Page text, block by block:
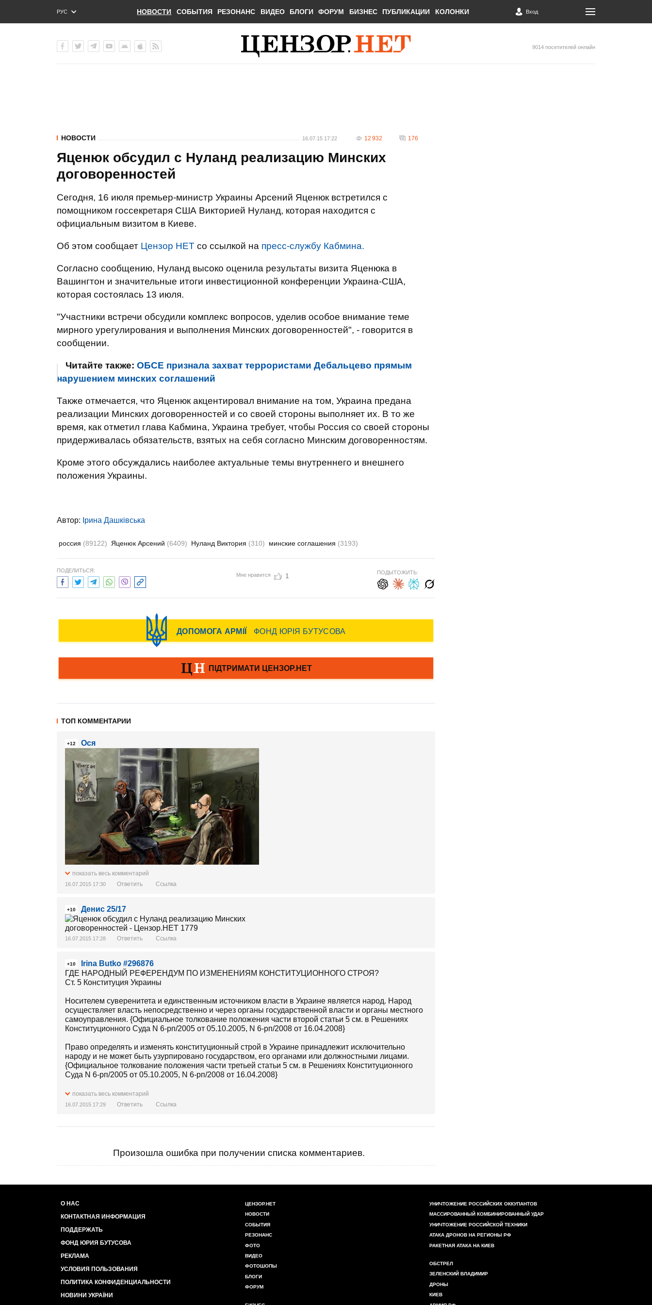
РУС
ENG
НОВОСТИ СОБЫТИЯ РЕЗОНАНС ВИДЕО БЛОГИ ФОРУМ БИЗНЕС ПУБЛИКАЦИИ КОЛОНКИ Вход
9014 посетителей онлайн
НОВОСТИ 16.07.15 17:22 12 932 176
Яценюк обсудил с Нуланд реализацию Минских
договоренностей
Сегодня, 16 июля премьер-министр Украины Арсений Яценюк встретился с
помощником госсекретаря США Викторией Нуланд, которая находится с
официальным визитом в Киеве.
Об этом сообщает Цензор НЕТ со ссылкой на пресс-службу Кабмина.
Согласно сообщению, Нуланд высоко оценила результаты визита Яценюка в
Вашингтон и значительные итоги инвестиционной конференции Украина-США,
которая состоялась 13 июля.
"Участники встречи обсудили комплекс вопросов, уделив особое внимание теме
мирного урегулирования и выполнения Минских договоренностей", - говорится в
сообщении.
Читайте также: ОБСЕ признала захват террористами Дебальцево прямым
нарушением минских соглашений
Также отмечается, что Яценюк акцентировал внимание на том, Украина предана
реализации Минских договоренностей и со своей стороны выполняет их. В то же
время, как отметил глава Кабмина, Украина требует, чтобы Россия со своей стороны
придерживалась обязательств, взятых на себя согласно Минским договоренностям.
Кроме этого обсуждались наиболее актуальные темы внутреннего и внешнего
положения Украины.
Автор: Ірина Дашківська
россия (89122) Яценюк Арсений (6409) Нуланд Виктория (310) минские соглашения (3193)
ПОДЕЛИТЬСЯ:
Мне нравится 1 ПОДЫТОЖИТЬ:
ТОП КОММЕНТАРИИ
+12 Ося
показать весь комментарий
16.07.2015 17:30 Ответить Ссылка
+10 Денис 25/17
16.07.2015 17:28 Ответить Ссылка
+10
Irina Butko #296876
ГДЕ НАРОДНЫЙ РЕФЕРЕНДУМ ПО ИЗМЕНЕНИЯМ КОНСТИТУЦИОННОГО СТРОЯ?
Ст. 5 Конституция Украины
Носителем суверенитета и единственным источником власти в Украине является народ. Народ
осуществляет власть непосредственно и через органы государственной власти и органы местного
самоуправления. {Официальное толкование положения части второй статьи 5 см. в Решениях
Конституционного Суда N 6-рп/2005 от 05.10.2005, N 6-рп/2008 от 16.04.2008}
Право определять и изменять конституционный строй в Украине принадлежит исключительно
народу и не может быть узурпировано государством, его органами или должностными лицами.
{Официальное толкование положения части третьей статьи 5 см. в Решениях Конституционного
Суда N 6-рп/2005 от 05.10.2005, N 6-рп/2008 от 16.04.2008}
Никто не может узурпировать государственную власть. {Официальное толкование положения
части четвертой статьи 5 см.. в Решении Конституционного Суда N 6-рп/2005 от 05.10.2005}
показать весь комментарий
16.07.2015 17:29 Ответить Ссылка
Произошла ошибка при получении списка комментариев.
О НАС
КОНТАКТНАЯ ИНФОРМАЦИЯ
ПОДДЕРЖАТЬ
ФОНД ЮРИЯ БУТУСОВА
РЕКЛАМА
УСЛОВИЯ ПОЛЬЗОВАНИЯ
ПОЛИТИКА КОНФИДЕНЦИАЛЬНОСТИ
НОВИНИ УКРАЇНИ
ЦЕНЗОР.НЕТ
НОВОСТИ
СОБЫТИЯ
РЕЗОНАНС
ФОТО
ВИДЕО
ФОТОШОПЫ
БЛОГИ
ФОРУМ
УНИЧТОЖЕНИЕ РОССИЙСКИХ ОККУПАНТОВ
МАССИРОВАННЫЙ КОМБИНИРОВАННЫЙ УДАР
УНИЧТОЖЕНИЕ РОССИЙСКОЙ ТЕХНИКИ
АТАКА ДРОНОВ НА РЕГИОНЫ РФ
РАКЕТНАЯ АТАКА НА КИЕВ
ОБСТРЕЛ
ЗЕЛЕНСКИЙ ВЛАДИМИР
ДРОНЫ
КИЕВ